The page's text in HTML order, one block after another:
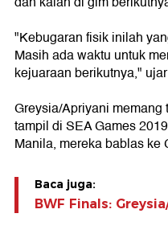
"Kebugaran fisik inilah
Masih ada waktu untuk
kejuaraan berikutnya,"
Greysia/Apriyani
tampil di SEA Games
Manila, mereka bablas ke
Baca juga:
BWF Finals: